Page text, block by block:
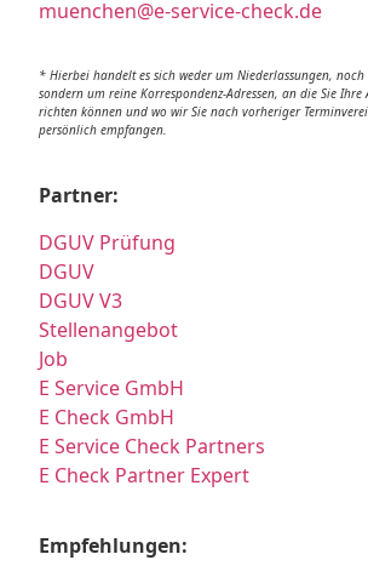
muenchen@e-service-check.de
* Hierbei handelt es sich weder um Niederlassungen, noch
sondern um reine Korrespondenz-Adressen, an die Sie Ihre
richten können und wo wir Sie nach vorheriger
persönlich empfangen.
Partner:
DGUV Prüfung
DGUV
DGUV V3
Stellenangebot
Job
E Service GmbH
E Check GmbH
E Service Check Partners
E Check Partner Expert
Empfehlungen: